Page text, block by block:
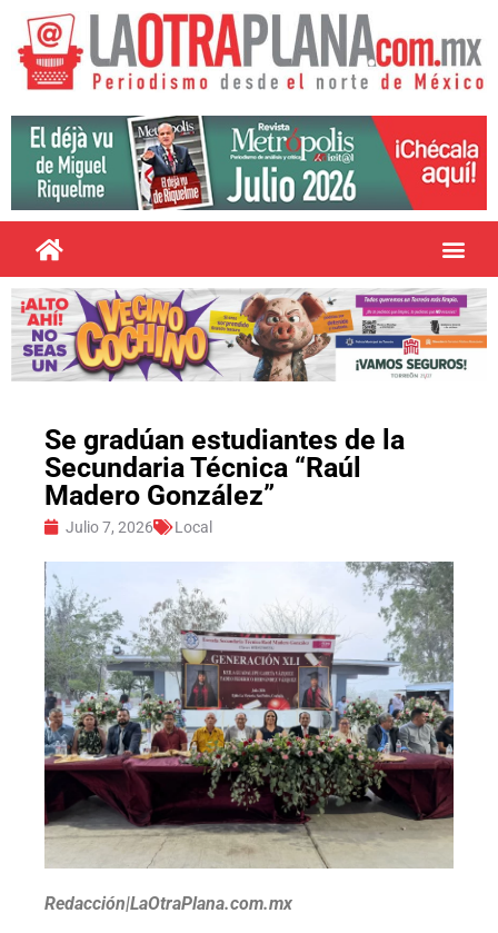
Se gradúan estudiantes de la
Secundaria Técnica “Raúl
Madero González”
Julio 7, 2026 Local
Redacción|LaOtraPlana.com.mx